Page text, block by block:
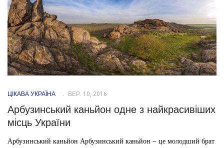
ЦІКАВА УКРАЇНА ВЕР. 10, 2016
Арбузинський каньйон одне з найкрасивіших
місць України
Арбузинський каньйон Арбузинський каньйон – це молодший брат